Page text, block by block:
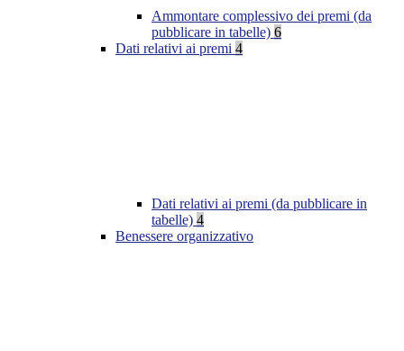
Ammontare complessivo dei premi (da
pubblicare in tabelle) 6
Dati relativi ai premi 4
Dati relativi ai premi (da pubblicare in
tabelle) 4
Benessere organizzativo